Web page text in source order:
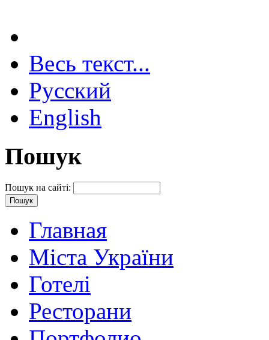
Весь текст...
Русский
English
Пошук
Пошук на сайті:
Главная
Міста України
Готелі
Ресторани